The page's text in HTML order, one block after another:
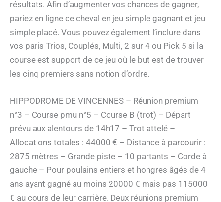
résultats. Afin d’augmenter vos chances de gagner,
pariez en ligne ce cheval en jeu simple gagnant et jeu
simple placé. Vous pouvez également l’inclure dans
vos paris Trios, Couplés, Multi, 2 sur 4 ou Pick 5 si la
course est support de ce jeu où le but est de trouver
les cinq premiers sans notion d’ordre.
HIPPODROME DE VINCENNES – Réunion premium
n°3 – Course pmu n°5 – Course B (trot) – Départ
prévu aux alentours de 14h17 – Trot attelé –
Allocations totales : 44000 € – Distance à parcourir :
2875 mètres – Grande piste – 10 partants – Corde à
gauche – Pour poulains entiers et hongres âgés de 4
ans ayant gagné au moins 20000 € mais pas 115000
€ au cours de leur carrière. Deux réunions premium